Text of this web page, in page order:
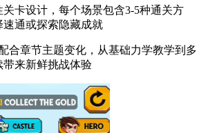
关卡设计，每个场景包含3-5种通关方
通或探索隐藏成就
合章节主题变化，从基础力学教学到多
来新鲜挑战体验